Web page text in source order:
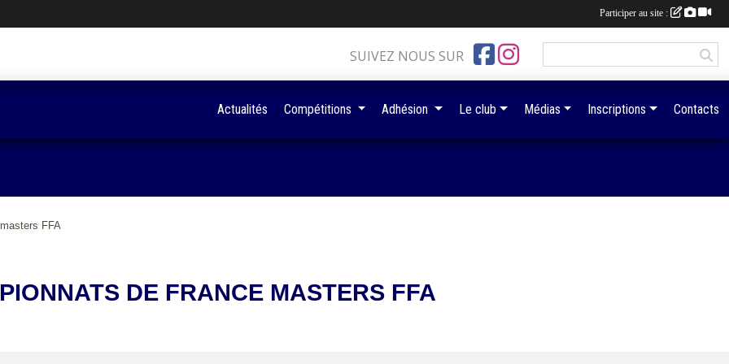
FFA
DE FRANCE MASTERS FFA
SUIVEZ NOUS SUR
Actualités Compétitions Adhésion Le club Médias Inscriptions Contacts
Participer au site :